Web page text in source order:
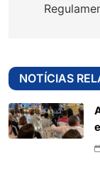
NOTÍCIAS